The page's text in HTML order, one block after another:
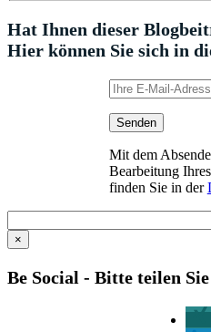
Hat Ihnen dieser
Hier können Sie sich in
Mit dem
Bearbeitung
finden Sie in der
×
Be Social - Bitte teilen